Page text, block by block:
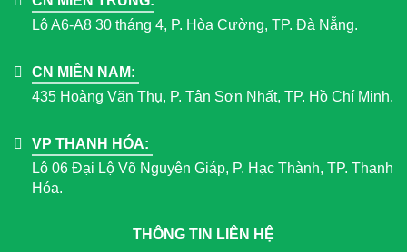
Lô A6-A8 30 tháng 4, P. Hòa Cường, TP. Đà Nẵng.
CN MIỀN NAM:
435 Hoàng Văn Thụ, P. Tân Sơn Nhất, TP. Hồ Chí Minh.
VP THANH HÓA:
Lô 06 Đại Lộ Võ Nguyên Giáp, P. Hạc Thành, TP. Thanh
Hóa.
THÔNG TIN LIÊN HỆ